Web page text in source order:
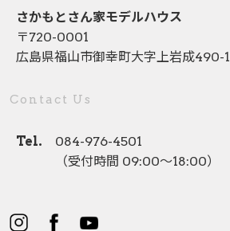
さかもとさん家モデルハウス
〒720-0001
広島県福山市御幸町大字上岩成490-1
Contact Us
Tel.
084-976-4501
（受付時間 09:00〜18:00）